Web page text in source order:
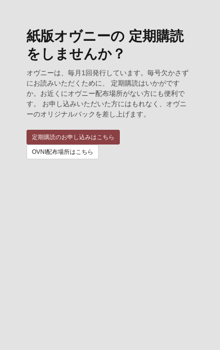
紙版オヴニーの 定期購読
をしませんか？
オヴニーは、毎月1回発行しています。毎号欠かさず
にお読みいただくために、 定期購読はいかがです
か。お近くにオヴニー配布場所がない方にも便利で
す。 お申し込みいただいた方にはもれなく、オヴニ
ーのオリジナルバックを差し上げます。
定期購読のお申し込みはこちら
OVNI配布場所はこちら